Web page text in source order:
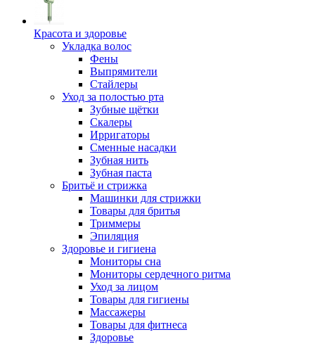
Красота и здоровье
Укладка волос
Фены
Выпрямители
Стайлеры
Уход за полостью рта
Зубные щётки
Скалеры
Ирригаторы
Сменные насадки
Зубная нить
Зубная паста
Бритьё и стрижка
Машинки для стрижки
Товары для бритья
Триммеры
Эпиляция
Здоровье и гигиена
Мониторы сна
Мониторы сердечного ритма
Уход за лицом
Товары для гигиены
Массажеры
Товары для фитнеса
Здоровье